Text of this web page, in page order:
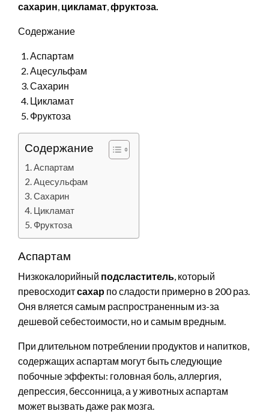
сахарин, цикламат,фруктоза.
Содержание
Аспартам
Ацесульфам
Сахарин
Цикламат
Фруктоза
Содержание
Аспартам
Ацесульфам
Сахарин
Цикламат
Фруктоза
Аспартам
Низкокалорийный подсластитель, который
превосходитсахар по сладости примерно в 200 раз.
Оня вляется самым распространенным из-за
дешевой себестоимости, но и самым вредным.
При длительном потреблении продуктов и напитков,
содержащих аспартам могут быть следующие
побочные эффекты: головная боль, аллергия,
депрессия, бессонница, а у животных аспартам
может вызвать даже рак мозга.